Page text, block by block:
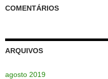
COMENTÁRIOS
ARQUIVOS
agosto 2019